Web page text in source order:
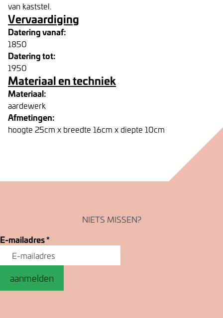
van kaststel.
Vervaardiging
Datering vanaf:
1850
Datering tot:
1950
Materiaal en techniek
Materiaal:
aardewerk
Afmetingen:
hoogte 25cm x breedte 16cm x diepte 10cm
NIETS MISSEN?
E-mailadres*
aanmelden